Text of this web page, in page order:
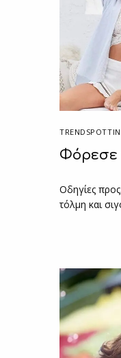
Φόρεσε
Οδηγίες
τόλμη και